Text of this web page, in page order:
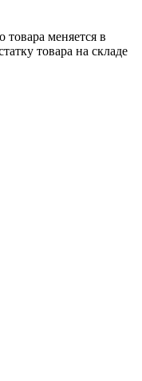
товара меняется в
товара на складе